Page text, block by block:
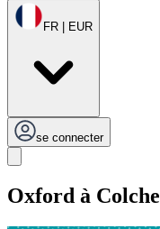
FR | EUR
se connecter
Oxford à